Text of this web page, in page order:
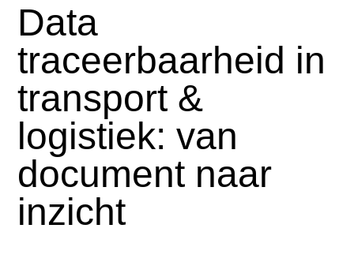
Data
traceerbaarheid in
transport &
logistiek: van
document naar
inzicht